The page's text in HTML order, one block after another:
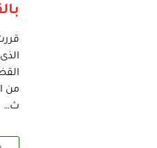
من
ث…